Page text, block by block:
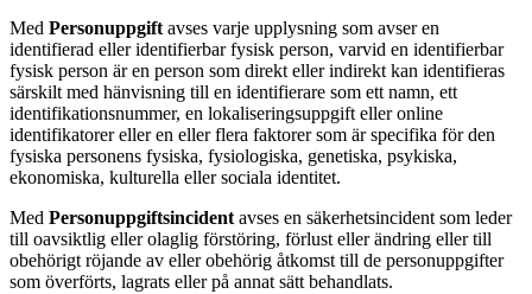
Med Personuppgiftavses varje upplysning som avser en
identifierad eller identifierbar fysisk person, varvid en identifierbar
fysisk person är en person som direkt eller indirekt kan identifieras
särskilt med hänvisning till en identifierare som ett namn, ett
identifikationsnummer, en lokaliseringsuppgift eller online
identifikatorer eller en eller flera faktorer som är specifika för den
fysiska personens fysiska, fysiologiska, genetiska, psykiska,
ekonomiska, kulturella eller sociala identitet.
Med Personuppgiftsincidentavses en säkerhetsincident som leder
till oavsiktlig eller olaglig förstöring, förlust eller ändring eller till
obehörigt röjande av eller obehörig åtkomst till de personuppgifter
som överförts, lagrats eller på annat sätt behandlats.